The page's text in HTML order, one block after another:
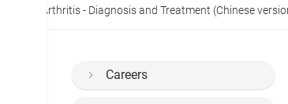
效果並不理想，可接受生物製劑治療。而最新的
師的指導，有助紓緩痛楚及減低關節進一步變形
Arthritis - Diagnosis and Treatment (Chinese
Careers